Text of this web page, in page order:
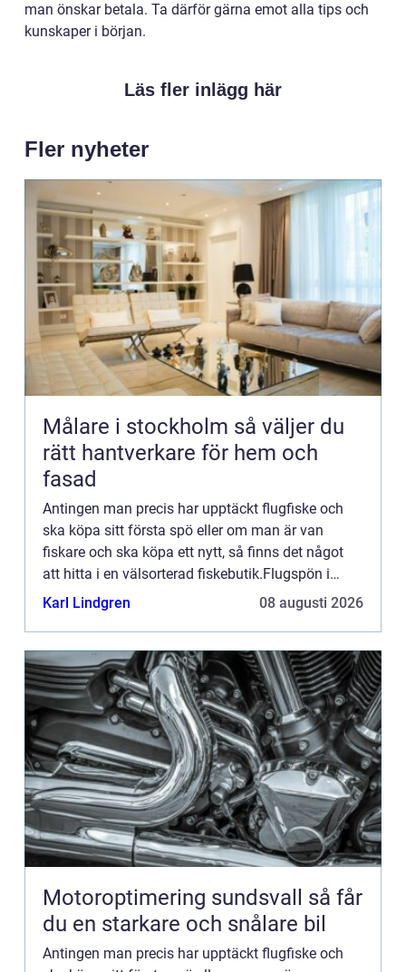
man önskar betala. Ta därför gärna emot alla tips och
kunskaper i början.
Läs fler inlägg här
Fler nyheter
Målare i stockholm så väljer du
rätt hantverkare för hem och
fasad
Antingen man precis har upptäckt flugfiske och
ska köpa sitt första spö eller om man är van
fiskare och ska köpa ett nytt, så finns det något
att hitta i en välsorterad fiskebutik.Flugspön i
Göteborgfinns i alla möjliga material, längder,
Karl Lindgren 08 augusti 2026
Motoroptimering sundsvall så får
du en starkare och snålare bil
Antingen man precis har upptäckt flugfiske och